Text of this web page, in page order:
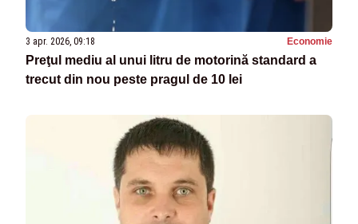
3 apr. 2026, 09:18 Economie
Preţul mediu al unui litru de motorină standard a
trecut din nou peste pragul de 10 lei